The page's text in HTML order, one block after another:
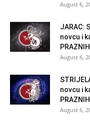
August 6,
JARAC:
novcu i
August 6,
novcu i
August 6,